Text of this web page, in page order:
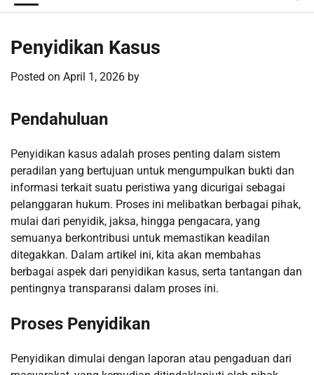
Penyidikan Kasus
Posted on April 1, 2026 by
Pendahuluan
Penyidikan kasus adalah proses penting dalam sistem
peradilan yang bertujuan untuk mengumpulkan bukti dan
informasi terkait suatu peristiwa yang dicurigai sebagai
pelanggaran hukum. Proses ini melibatkan berbagai pihak,
mulai dari penyidik, jaksa, hingga pengacara, yang
semuanya berkontribusi untuk memastikan keadilan
ditegakkan. Dalam artikel ini, kita akan membahas
berbagai aspek dari penyidikan kasus, serta tantangan dan
pentingnya transparansi dalam proses ini.
Proses Penyidikan
Penyidikan dimulai dengan laporan atau pengaduan dari